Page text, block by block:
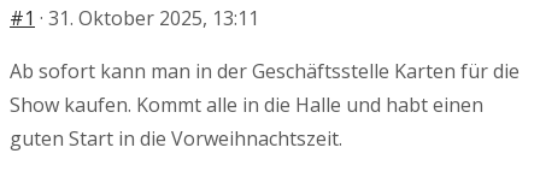
#1 · 31. Oktober 2025, 13:11
Ab sofort kann man in der Geschäftsstelle Karten für die
Show kaufen. Kommt alle in die Halle und habt einen
guten Start in die Vorweihnachtszeit.